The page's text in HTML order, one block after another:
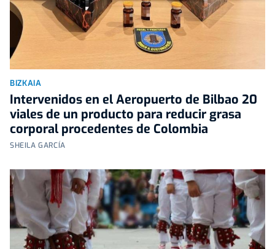
BIZKAIA
Intervenidos en el Aeropuerto de Bilbao 20
viales de un producto para reducir grasa
corporal procedentes de Colombia
SHEILA GARCÍA